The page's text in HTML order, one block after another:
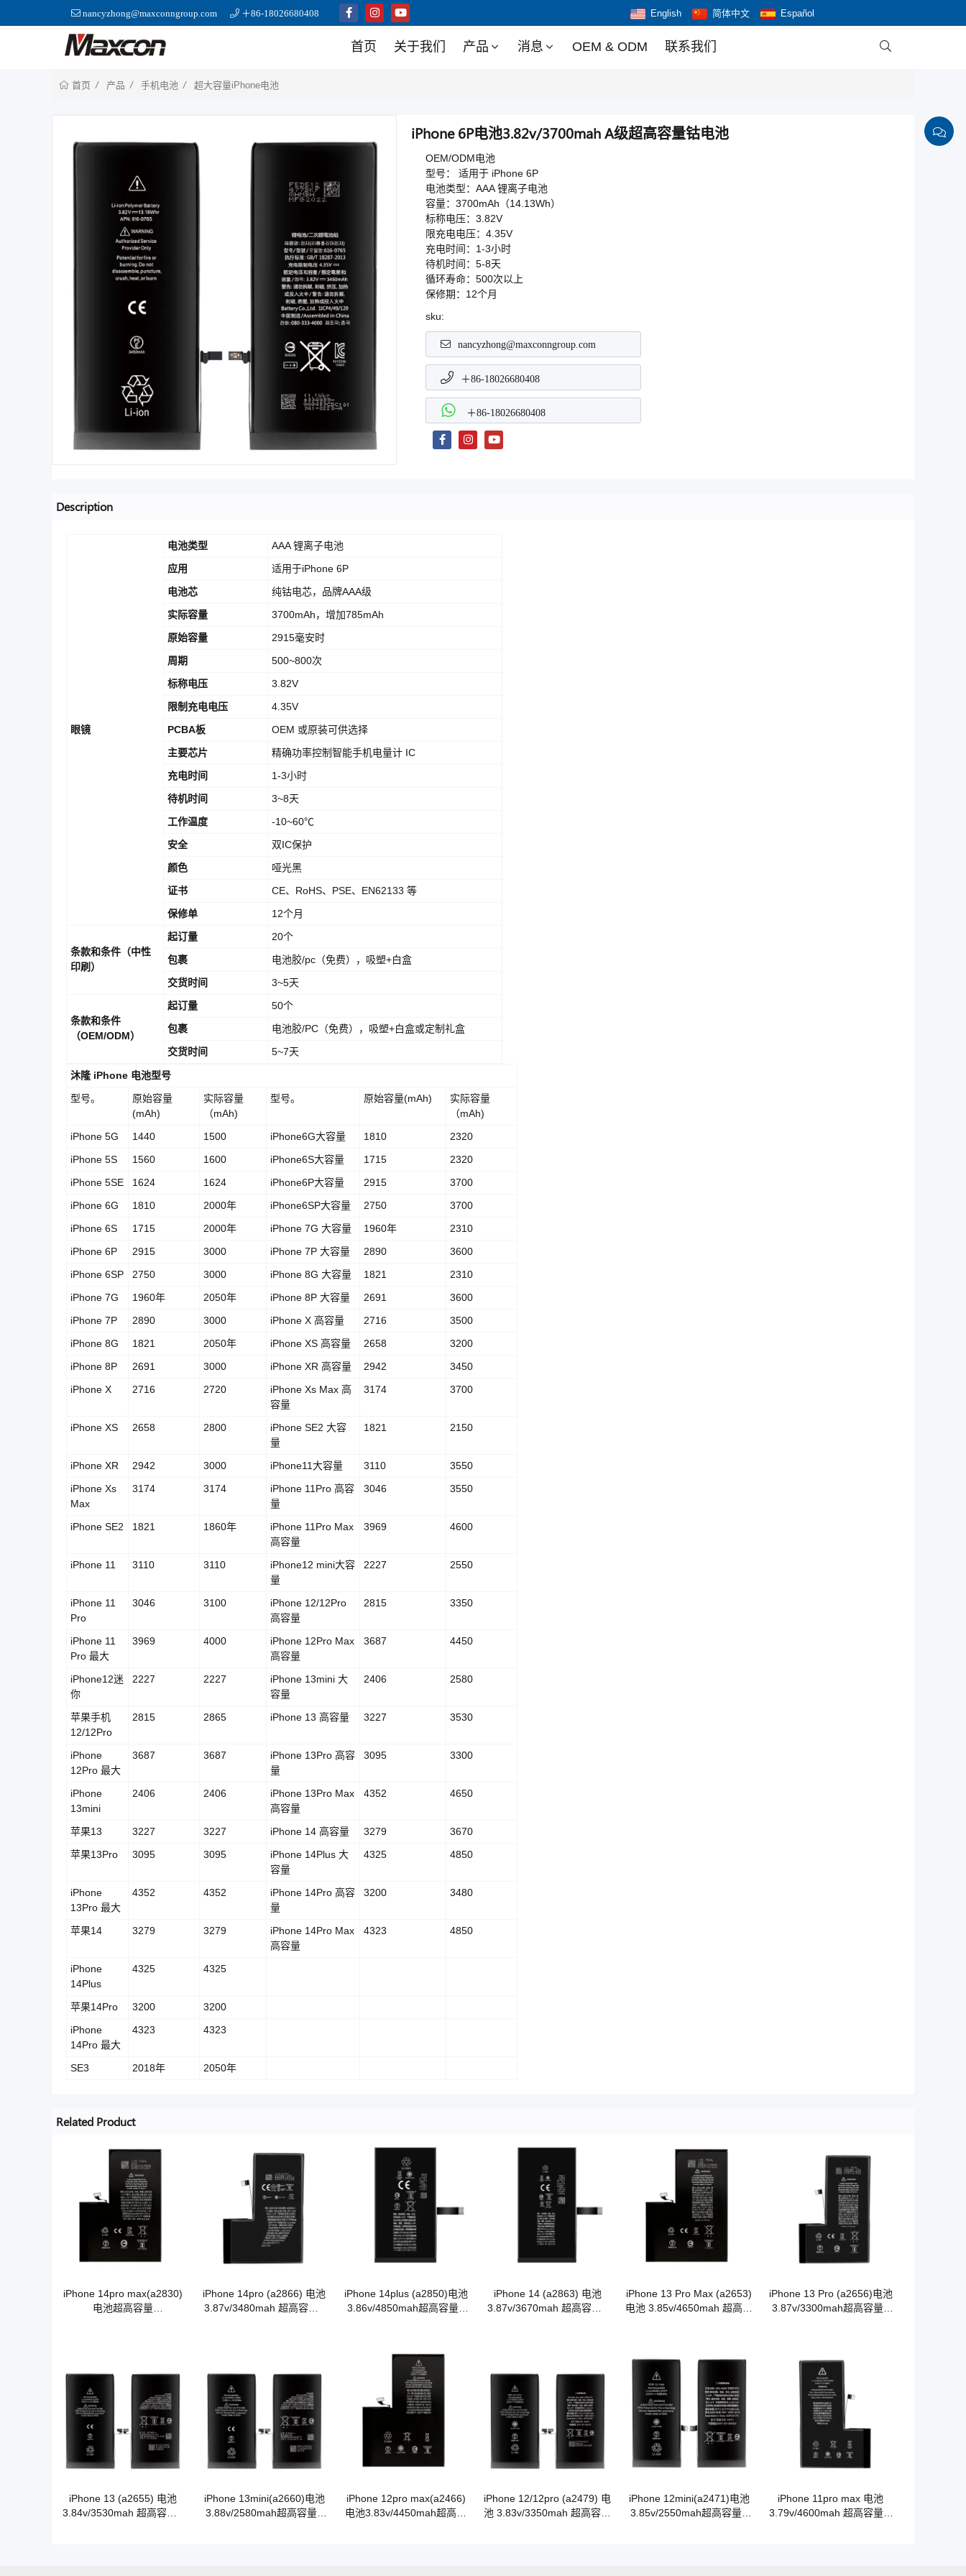
nancyzhong@maxconngroup.com ＋86-18026680408 English 简体中文 Español
首页 关于我们 产品 消息 OEM & ODM 联系我们 
首页 产品 手机电池 超大容量iPhone电池
iPhone 6P电池3.82v/3700mah A级超高容量钴电池
OEM/ODM电池
型号： 适用于 iPhone 6P
电池类型：AAA 锂离子电池
容量：3700mAh（14.13Wh）
标称电压：3.82V
限充电电压：4.35V
充电时间：1-3小时
待机时间：5-8天
循环寿命：500次以上
保修期：12个月
sku:
nancyzhong@maxconngroup.com
＋86-18026680408
＋86-18026680408
Description
眼镜
电池类型
AAA 锂离子电池
应用
适用于iPhone 6P
电池芯
纯钴电芯，品牌AAA级
实际容量
3700mAh，增加785mAh
原始容量
2915毫安时
周期
500~800次
标称电压
3.82V
限制充电电压
4.35V
PCBA板
OEM 或原装可供选择
主要芯片
精确功率控制智能手机电量计 IC
充电时间
1-3小时
待机时间
3~8天
工作温度
-10~60℃
安全
双IC保护
颜色
哑光黑
证书
CE、RoHS、PSE、EN62133 等
保修单
12个月
条款和条件（中性
印刷）
起订量
20个
包裹
电池胶/pc（免费），吸塑+白盒
交货时间
3~5天
条款和条件
（OEM/ODM）
起订量
50个
包裹
电池胶/PC（免费），吸塑+白盒或定制礼盒
交货时间
5~7天
沐隆 iPhone 电池型号
型号。
原始容量
(mAh)
实际容量
（mAh)
型号。 原始容量(mAh)
实际容量
（mAh)
iPhone 5G
1440 1500 iPhone6G大容量 1810
2320
iPhone 5S
1560 1600 iPhone6S大容量 1715
2320
iPhone 5SE
1624 1624 iPhone6P大容量 2915
3700
iPhone 6G
1810 2000年 iPhone6SP大容量 2750
3700
iPhone 6S
1715 2000年 iPhone 7G 大容量 1960年
2310
iPhone 6P
2915 3000 iPhone 7P 大容量 2890
3600
iPhone 6SP
2750 3000 iPhone 8G 大容量 1821
2310
iPhone 7G
1960年 2050年 iPhone 8P 大容量 2691
3600
iPhone 7P
2890 3000 iPhone X 高容量 2716
3500
iPhone 8G
1821 2050年 iPhone XS 高容量 2658
3200
iPhone 8P
2691 3000 iPhone XR 高容量 2942
3450
iPhone X
2716 2720
iPhone Xs Max 高
容量
3174 3700
iPhone XS 2658 2800
iPhone SE2 大容
量
1821 2150
iPhone XR 2942 3000 iPhone11大容量 3110
3550
iPhone Xs
Max
3174 3174
iPhone 11Pro 高容
量
3046 3550
iPhone SE2 1821 1860年
iPhone 11Pro Max
高容量
3969 4600
iPhone 11 3110 3110
iPhone12 mini大容
量
2227 2550
iPhone 11
Pro
3046 3100
iPhone 12/12Pro
高容量
2815 3350
iPhone 11
Pro 最大
3969 4000
iPhone 12Pro Max
高容量
3687 4450
iPhone12迷
你
2227 2227
iPhone 13mini 大
容量
2406 2580
苹果手机
12/12Pro
2815 2865 iPhone 13 高容量 3227 3530
iPhone
12Pro 最大
3687 3687
iPhone 13Pro 高容
量
3095 3300
iPhone
13mini
2406 2406
iPhone 13Pro Max
高容量
4352 4650
苹果13 3227 3227 iPhone 14 高容量 3279
3670
苹果13Pro
3095 3095
iPhone 14Plus 大
容量
4325 4850
iPhone
13Pro 最大
4352 4352
iPhone 14Pro 高容
量
3200 3480
苹果14 3279 3279
iPhone 14Pro Max
高容量
4323 4850
iPhone
14Plus
4325 4325
苹果14Pro 3200
3200
iPhone
14Pro 最大
4323 4323
SE3 2018年 2050年
Related Product
iPhone 14pro max(a2830)
电池超高容量
iPhone 14pro (a2866) 电池
3.87v/3480mah 超高容量A
iPhone 14plus (a2850)电池
3.86v/4850mah超高容量A
iPhone 14 (a2863) 电池
3.87v/3670mah 超高容量A
iPhone 13 Pro Max (a2653)
电池 3.85v/4650mah 超高容
iPhone 13 Pro (a2656)电池
3.87v/3300mah超高容量A
iPhone 13 (a2655) 电池
3.84v/3530mah 超高容量A
iPhone 13mini(a2660)电池
3.88v/2580mah超高容量A
iPhone 12pro max(a2466)
电池3.83v/4450mah超高容
iPhone 12/12pro (a2479) 电
池 3.83v/3350mah 超高容量
iPhone 12mini(a2471)电池
3.85v/2550mah超高容量A
iPhone 11pro max 电池
3.79v/4600mah 超高容量 A